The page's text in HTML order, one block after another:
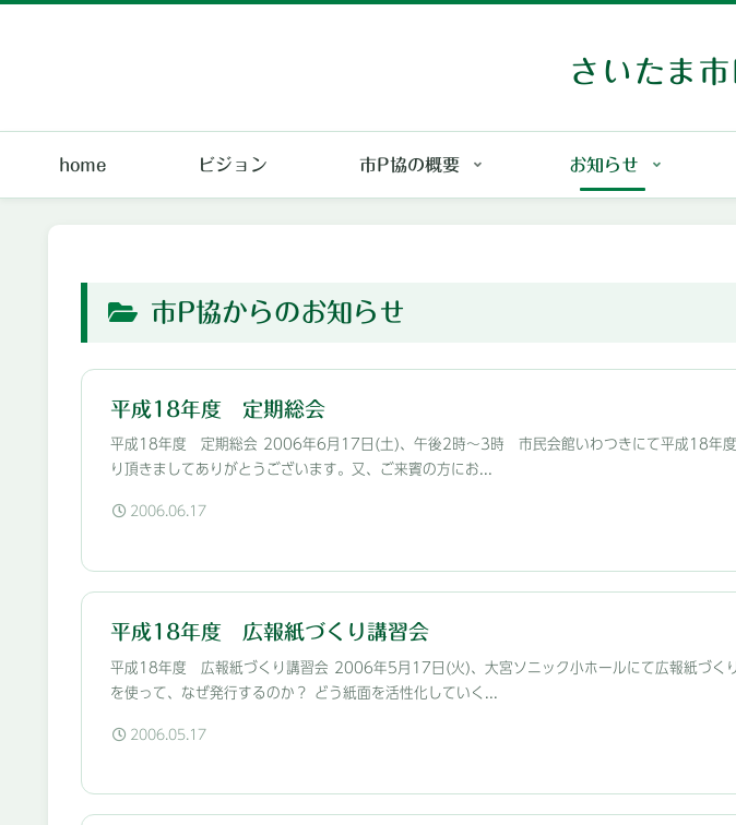
さいたま
home ビジョン 市P協の概要 お知らせ
市P協からのお知らせ
平成18年度 定期総会
平成18年度 定期総会 2006年6月17日(土)、午後2時～3時 市民会館いわつきにて平成18年
り頂きましてありがとうございます。又、ご来賓の方にお...
2006.06.17
平成18年度 広報紙づくり講習会
平成18年度 広報紙づくり講習会 2006年5月17日(火)、大宮ソニック小ホールにて広報紙づ
を使って、なぜ発行するのか？ どう紙面を活性化していく...
2006.05.17